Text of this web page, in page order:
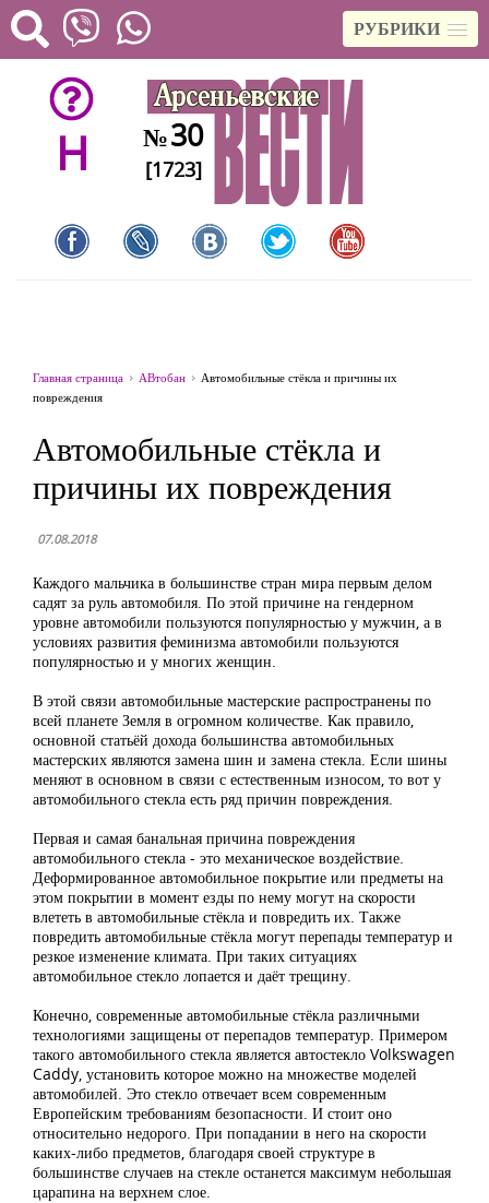
РУБРИКИ
H №30
[1723]
Главная страница АВтобан
Автомобильные стёкла и причины их
повреждения
Автомобильные стёкла и
причины их повреждения
07.08.2018
Каждого мальчика в большинстве стран мира первым делом
садят за руль автомобиля. По этой причине на гендерном
уровне автомобили пользуются популярностью у мужчин, а в
условиях развития феминизма автомобили пользуются
популярностью и у многих женщин.
В этой связи автомобильные мастерские распространены по
всей планете Земля в огромном количестве. Как правило,
основной статьёй дохода большинства автомобильных
мастерских являются замена шин и замена стекла. Если шины
меняют в основном в связи с естественным износом, то вот у
автомобильного стекла есть ряд причин повреждения.
Первая и самая банальная причина повреждения
автомобильного стекла - это механическое воздействие.
Деформированное автомобильное покрытие или предметы на
этом покрытии в момент езды по нему могут на скорости
влететь в автомобильные стёкла и повредить их. Также
повредить автомобильные стёкла могут перепады температур и
резкое изменение климата. При таких ситуациях
автомобильное стекло лопается и даёт трещину.
Конечно, современные автомобильные стёкла различными
технологиями защищены от перепадов температур. Примером
такого автомобильного стекла является автостекло Volkswagen
Caddy, установить которое можно на множестве моделей
автомобилей. Это стекло отвечает всем современным
Европейским требованиям безопасности. И стоит оно
относительно недорого. При попадании в него на скорости
каких-либо предметов, благодаря своей структуре в
большинстве случаев на стекле останется максимум небольшая
царапина на верхнем слое.